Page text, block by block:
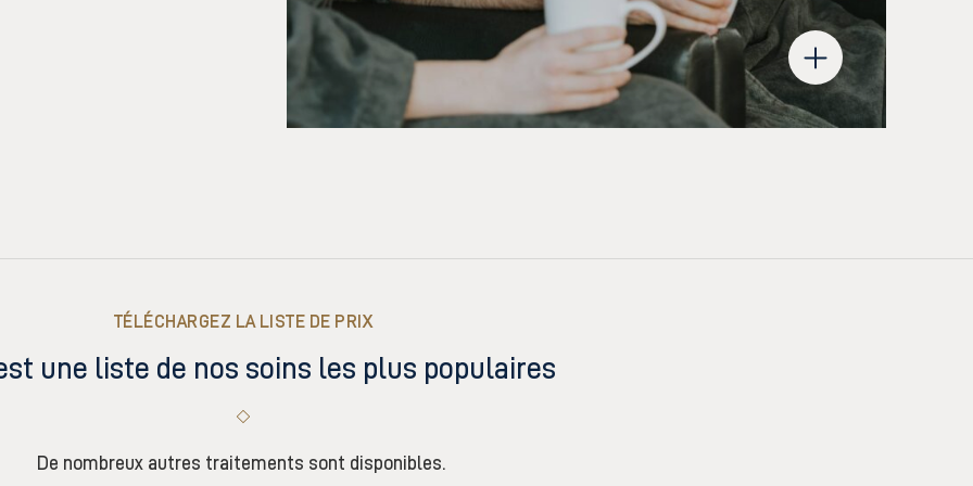
TÉLÉCHARGEZ LA LISTE DE PRIX
une liste de nos soins les plus populaires
De nombreux autres traitements sont disponibles.